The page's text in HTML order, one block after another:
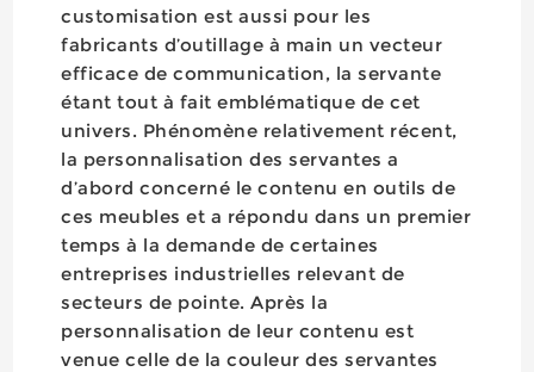
customisation est aussi pour les
fabricants d’outillage à main un vecteur
efficace de communication, la servante
étant tout à fait emblématique de cet
univers. Phénomène relativement récent,
la personnalisation des servantes a
d’abord concerné le contenu en outils de
ces meubles et a répondu dans un premier
temps à la demande de certaines
entreprises industrielles relevant de
secteurs de pointe. Après la
personnalisation de leur contenu est
venue celle de la couleur des servantes